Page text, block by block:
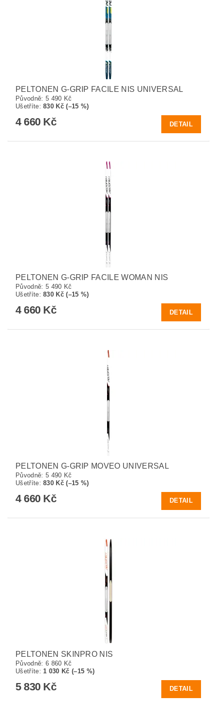
PELTONEN G-GRIP FACILE NIS UNIVERSAL
Původně: 5 490 Kč
Ušetříte:830 Kč (–15 %)
4 660 Kč DETAIL
PELTONEN G-GRIP FACILE WOMAN NIS
Původně: 5 490 Kč
Ušetříte:830 Kč (–15 %)
4 660 Kč DETAIL
PELTONEN G-GRIP MOVEO UNIVERSAL
Původně: 5 490 Kč
Ušetříte:830 Kč (–15 %)
4 660 Kč DETAIL
PELTONEN SKINPRO NIS
Původně: 6 860 Kč
Ušetříte: 1 030 Kč (–15 %)
5 830 Kč DETAIL